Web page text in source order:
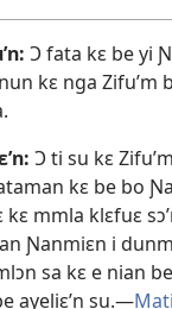
Ɔ fata kɛ be yi
kɛ nga Zifu’m
Ɔ ti su kɛ
kɛ be bo
mmla klɛfuɛ
Ɲanmiɛn i
sa kɛ e nian
ayeliɛ’n su.​—